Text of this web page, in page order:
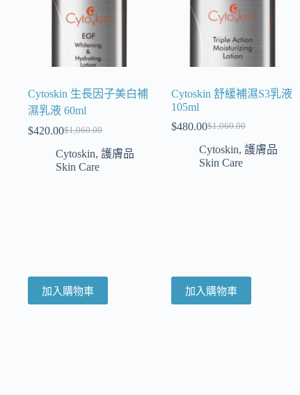
Cytoskin 生長因子美白補
濕乳液 60ml
$1,060.00
$420.00
Cytoskin, 護膚品
Skin Care
加入購物車
Cytoskin 舒緩補濕S3乳液
105ml
$1,060.00
$480.00
Cytoskin,護膚品
Skin Care
加入購物車